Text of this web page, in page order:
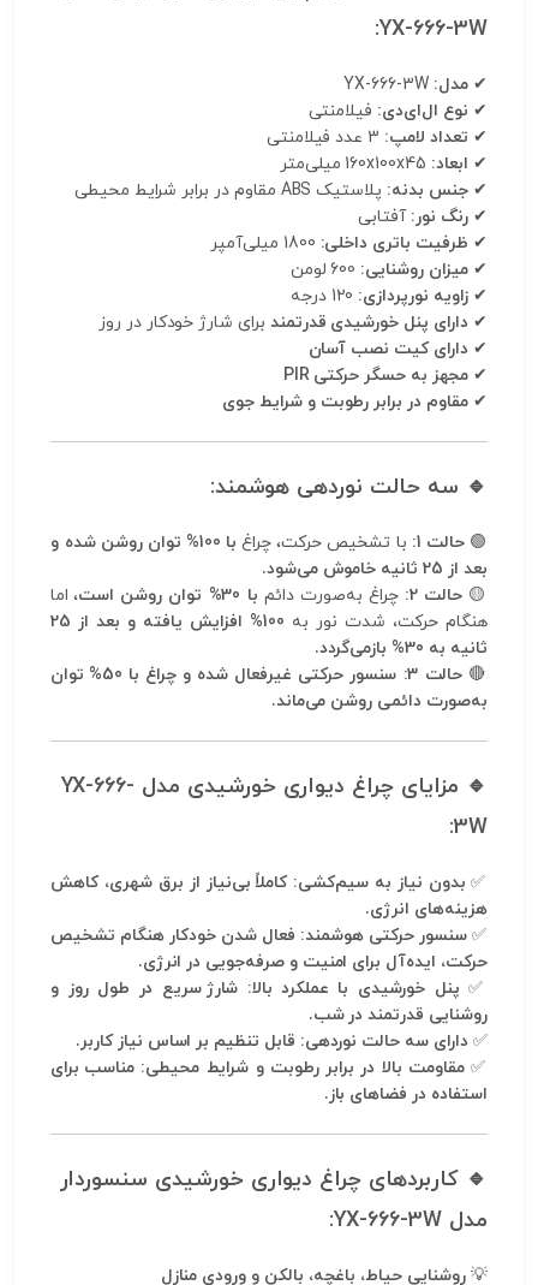
YX-666-3W:
✔مدل: YX-666-3W
✔ نوع ال‌ای‌دی: فیلامنتی
✔ تعداد لامپ:
✔ ابعاد:
✔جنس بدنه: پلاستیک ABS مقاوم در برابر شرایط محیطی
✔رنگ نور: آفتابی
✔ ظرفیت باتری داخلی:
✔میزان روشنایی:
✔زاویه نورپردازی:
✔ دارای پنل خورشیدی قدرتمند برای شارژ خودکار در روز
✔ دارای کیت نصب آسان
✔مجهز به حسگر حرکتی PIR
✔مقاوم در برابر رطوبت و شرایط جوی
🔹 سه حالت نوردهی هوشمند:
🟢حالت 1: با تشخیص حرکت، چراغ
با 100% توان روشن شده و
بعد از 25 ثانیه خاموش می‌شود.
🟡حالت 2: چراغ به‌صورت دائم با 30% توان روشن است
، اما
هنگام حرکت، شدت نور به
100% افزایش یافته و بعد از 25
ثانیه به 30% بازمی‌گردد.
🔴 حالت 3:
سنسور حرکتی غیرفعال شده و چراغ با 50% توان
به‌صورت دائمی روشن می‌ماند.
🔹 مزایای چراغ دیواری خورشیدی مدل YX-666-
3W:
✅ بدون نیاز به سیم‌کشی: کاملاً بی‌نیاز از برق شهری، کاهش
هزینه‌های انرژی.
✅ سنسور حرکتی هوشمند: فعال شدن خودکار هنگام تشخیص
حرکت، ایده‌آل برای امنیت و صرفه‌جویی در انرژی.
✅ پنل خورشیدی با عملکرد بالا: شارژ سریع در طول روز و
روشنایی قدرتمند در شب.
✅ دارای سه حالت نوردهی: قابل تنظیم بر اساس نیاز کاربر.
✅مقاومت بالا در برابر رطوبت و شرایط محیطی: مناسب برای
استفاده در فضاهای باز.
🔹 کاربردهای چراغ دیواری خورشیدی سنسوردار
مدل YX-666-3W:
💡روشنایی حیاط، باغچه، بالکن و ورودی منازل